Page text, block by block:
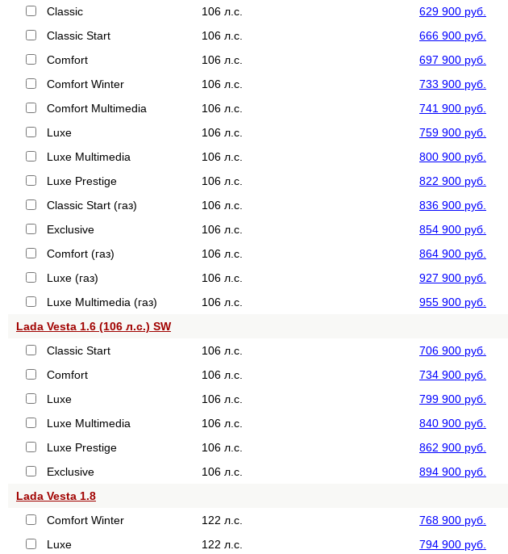
Classic
106 л.с. 629 900 руб.
Classic Start
106 л.с. 666 900 руб.
Comfort
106 л.с. 697 900 руб.
Comfort Winter
106 л.с. 733 900 руб.
Comfort Multimedia
106 л.с. 741 900 руб.
Luxe
106 л.с. 759 900 руб.
Luxe Multimedia
106 л.с. 800 900 руб.
Luxe Prestige
106 л.с. 822 900 руб.
Classic Start (газ)
106 л.с. 836 900 руб.
Exclusive
106 л.с. 854 900 руб.
Comfort (газ)
106 л.с. 864 900 руб.
Luxe (газ)
106 л.с. 927 900 руб.
Luxe Multimedia (газ)
106 л.с. 955 900 руб.
Lada Vesta 1.6 (106 л.с.) SW
Classic Start
106 л.с. 706 900 руб.
Comfort
106 л.с. 734 900 руб.
Luxe
106 л.с. 799 900 руб.
Luxe Multimedia
106 л.с. 840 900 руб.
Luxe Prestige
106 л.с. 862 900 руб.
Exclusive
106 л.с. 894 900 руб.
Lada Vesta 1.8
Comfort Winter
122 л.с. 768 900 руб.
Luxe
122 л.с. 794 900 руб.